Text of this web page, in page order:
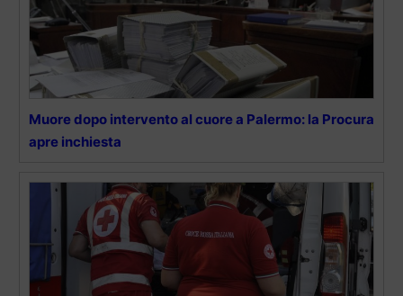
Muore dopo intervento al cuore a Palermo: la Procura
apre inchiesta